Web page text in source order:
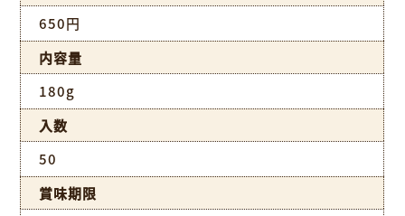
650円
内容量
180g
入数
50
賞味期限